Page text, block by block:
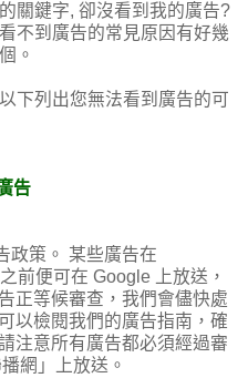
的關鍵字, 卻沒看到我的廣告?
看不到廣告的常見原因有好幾
個。
以下列出您無法看到廣告的可
告
政策。 某些廣告在
前便可在 Google 上放送，
正等候審查，我們會儘快處
以檢閱我們的廣告指南，確
注意所有廣告都必須經過審
網」上放送。